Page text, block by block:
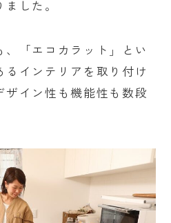
した。
、「エコカラット」とい
るインテリアを取り付け
ザイン性も機能性も数段